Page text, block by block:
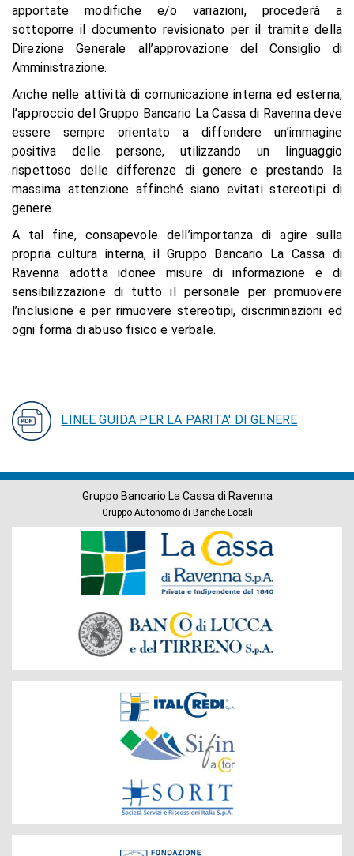
apportate modifiche e/o variazioni, procederà a
sottoporre il documento revisionato per il tramite della
Direzione Generale all’approvazione del Consiglio di
Amministrazione.
Anche nelle attività di comunicazione interna ed esterna,
l’approccio del Gruppo Bancario La Cassa di Ravenna deve
essere sempre orientato a diffondere un’immagine
positiva delle persone, utilizzando un linguaggio
rispettoso delle differenze di genere e prestando la
massima attenzione affinché siano evitati stereotipi di
genere.
A tal fine, consapevole dell’importanza di agire sulla
propria cultura interna, il Gruppo Bancario La Cassa di
Ravenna adotta idonee misure di informazione e di
sensibilizzazione di tutto il personale per promuovere
l’inclusione e per rimuovere stereotipi, discriminazioni ed
ogni forma di abuso fisico e verbale.
LINEE GUIDA PER LA PARITA' DI GENERE
Gruppo Bancario La Cassa di Ravenna
Gruppo Autonomo di Banche Locali
Banche
Gruppo
Fondazione